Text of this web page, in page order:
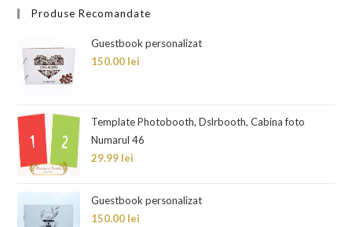
Produse Recomandate
Guestbook personalizat
150.00 lei
Template Photobooth, Dslrbooth, Cabina foto
Numarul 46
29.99 lei
Guestbook personalizat
150.00 lei